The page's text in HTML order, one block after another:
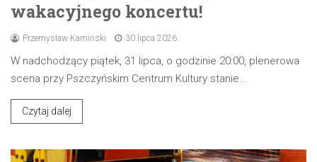
wakacyjnego koncertu!
Przemysław Kamiński 30 lipca 2026
W nadchodzący piątek, 31 lipca, o godzinie 20:00, plenerowa
scena przy Pszczyńskim Centrum Kultury stanie…
Czytaj dalej